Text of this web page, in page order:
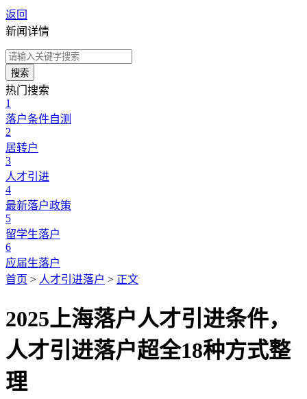
返回
新闻详情
搜索
热门搜索
1
落户条件自测
2
居转户
3
人才引进
4
最新落户政策
5
留学生落户
6
应届生落户
首页 > 人才引进落户 > 正文
2025上海落户人才引进条件，
人才引进落户超全18种方式整
理